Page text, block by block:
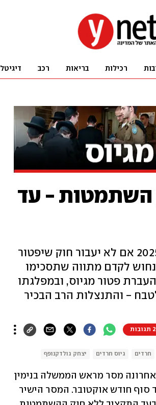
רכילות בריאות רכב דיגיטל
השתמטות - עד
ביהדות התורה מאיימים שלא להצביע בעד תקציב 2025 אם לא יעבור חוק שיפטור
לקדם מתווה שתסכימו
פטור מגיוס, ובמפלגתו
- והתנצלות הרב הבכיר
חרדים גיוס חרדים יצחק גולדקנופף